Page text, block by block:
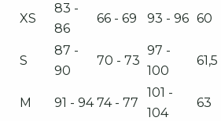
XS
83 -
86
66 - 69 93 - 96 60
S
87 -
90
70 - 73
97 -
100
61,5
M 91 - 94 74 - 77
101 -
104
63